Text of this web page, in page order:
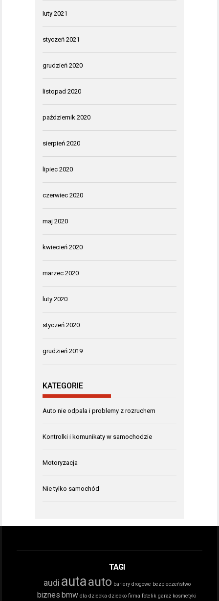
luty 2021
styczeń 2021
grudzień 2020
listopad 2020
październik 2020
sierpień 2020
lipiec 2020
czerwiec 2020
maj 2020
kwiecień 2020
marzec 2020
luty 2020
styczeń 2020
grudzień 2019
KATEGORIE
Auto nie odpala i problemy z rozruchem
Kontrolki i komunikaty w samochodzie
Motoryzacja
Nie tylko samochód
TAGI
audi autaauto bariery drogowe bezpieczeństwo
biznes bmw dla dziecka dziecko firma fotelik garaż kosmetyki